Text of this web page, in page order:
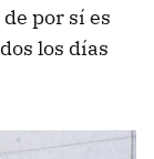
por sí es
los días